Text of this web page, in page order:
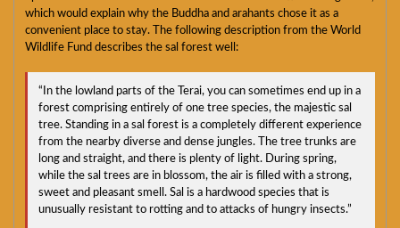
which would explain why the Buddha and arahants chose it as a
convenient place to stay. The following description from the World
Wildlife Fund describes the sal forest well:
“In the lowland parts of the Terai, you can sometimes end up in a
forest comprising entirely of one tree species, the majestic sal
tree. Standing in a sal forest is a completely different experience
from the nearby diverse and dense jungles. The tree trunks are
long and straight, and there is plenty of light. During spring,
while the sal trees are in blossom, the air is filled with a strong,
sweet and pleasant smell. Sal is a hardwood species that is
unusually resistant to rotting and to attacks of hungry insects.”